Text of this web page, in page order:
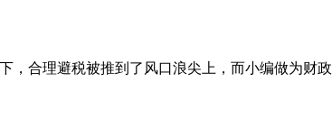
合理避税被推到了风口浪尖上，而小编做为财